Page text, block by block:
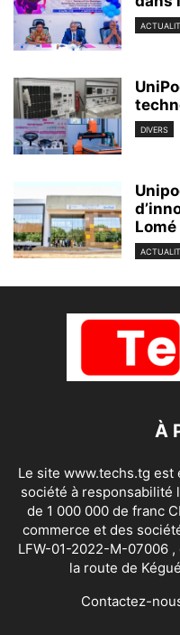
DIVERS
Lomé
À
Le site www.techs.tg est
société à responsabilité
de 1 000 000 de franc
commerce et des
LFW-01-2022-M-07006
la route de
Contactez-